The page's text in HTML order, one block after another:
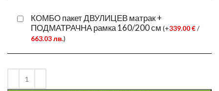
КОМБО пакет ДВУЛИЦЕВ матрак +
ПОДМАТРАЧНА рамка 160/200 см (+339.00€/
663.03лв.)